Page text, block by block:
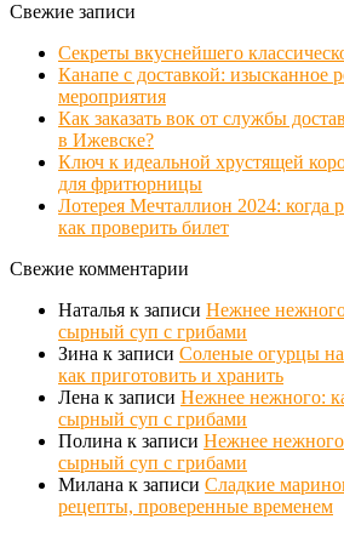
Свежие записи
Секреты вкуснейшего
Канапе с доставкой: изысканное
мероприятия
Как заказать вок от службы
в Ижевске?
Ключ к идеальной хрустящей
для фритюрницы
Лотерея Мечталлион 2024: когда
как проверить билет
Свежие комментарии
Наталья к записи Нежнее
сырный суп с грибами
Зина к записи Соленые огурцы
как приготовить и хранить
Лена к записи Нежнее нежного:
сырный суп с грибами
Полина к записи Нежнее
сырный суп с грибами
Милана к записи Сладкие
рецепты, проверенные временем